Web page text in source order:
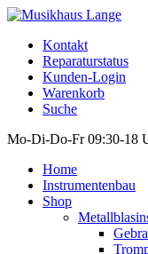
Kontakt
Reparaturstatus
Kunden-Login
Warenkorb
Suche
Mo-Di-Do-Fr 09:30-18
Home
Instrumentenbau
Shop